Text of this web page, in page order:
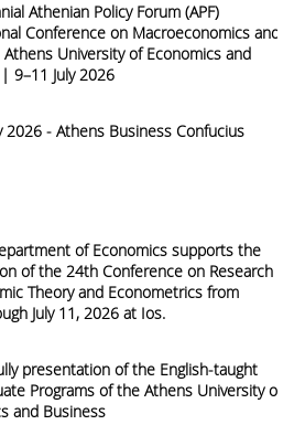
Athenian Policy Forum (APF)
Conference on Macroeconomics and
University of Economics and
9–11 July 2026
2026 - Athens Business Confucius
of Economics supports the
of the 24th Conference on Research
Theory and Econometrics from
July 11, 2026 at Ios.
presentation of the English-taught
Programs of the Athens University of
and Business